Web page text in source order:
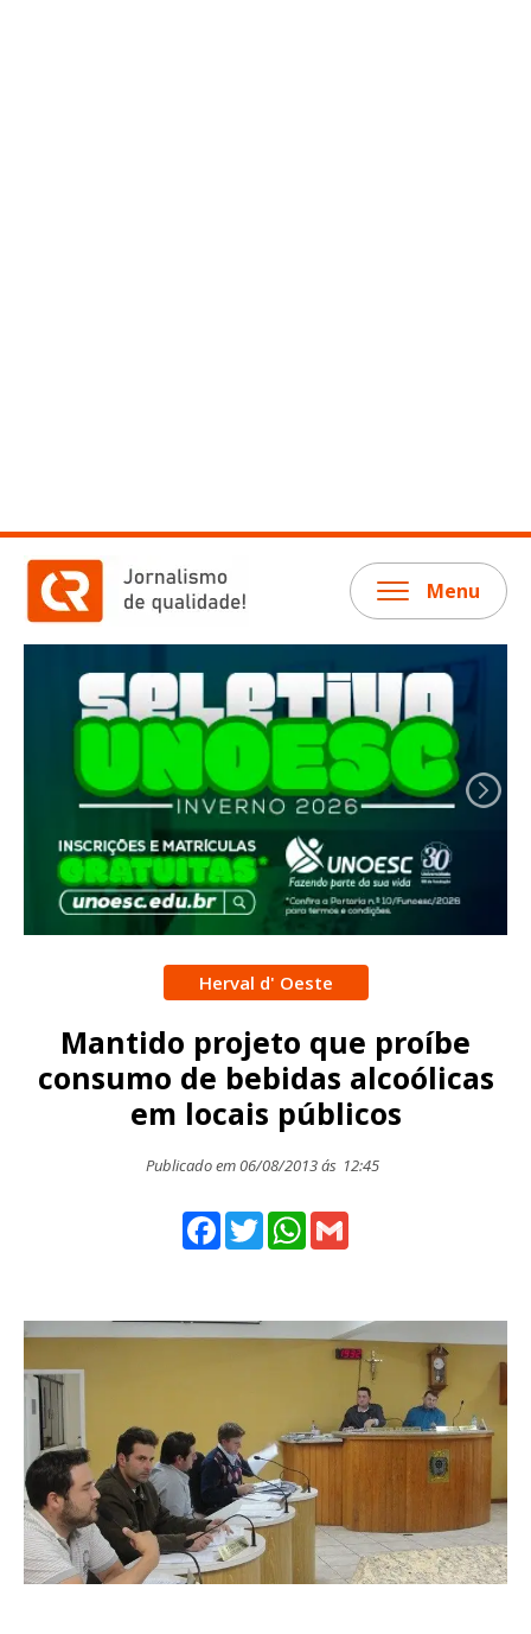
Menu
Herval d' Oeste
Mantido projeto que proíbe
consumo de bebidas alcoólicas
em locais públicos
Publicado em 06/08/2013 ás 12:45
Facebook
TwitterWhatsApp